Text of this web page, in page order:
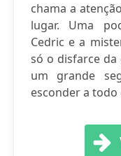
chama a
lugar. Uma
Cedric e a
só o disfarce
um grande
esconder a todo